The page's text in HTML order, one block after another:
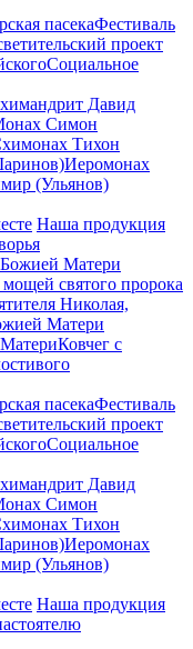
пасекаФестиваль
проект
Социальное
Давид
Симон
Тихон
Иеромонах
(Ульянов)
Наша продукция
Матери
святого пророка
Николая,
Матери
Ковчег с
пасекаФестиваль
проект
Социальное
Давид
Симон
Тихон
Иеромонах
(Ульянов)
Наша продукция